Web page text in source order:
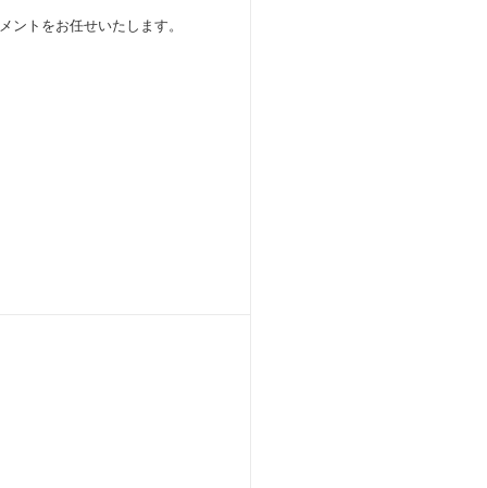
ントをお任せいたします。